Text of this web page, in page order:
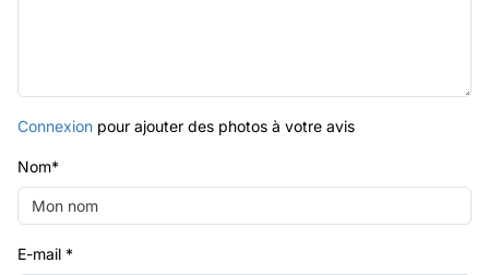
Connexion pour ajouter des photos à votre avis
Nom*
E-mail *